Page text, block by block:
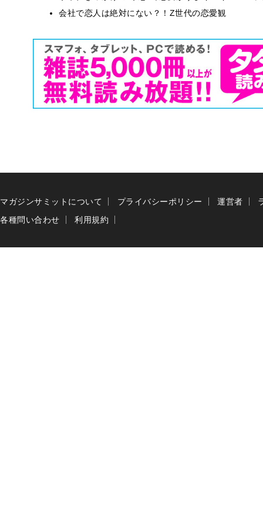
会社で恋人は絶対にない？！Z世代の恋愛観
マガジンサミットについて プライバシーポリシー 運営者
各種問い合わせ
利用規約